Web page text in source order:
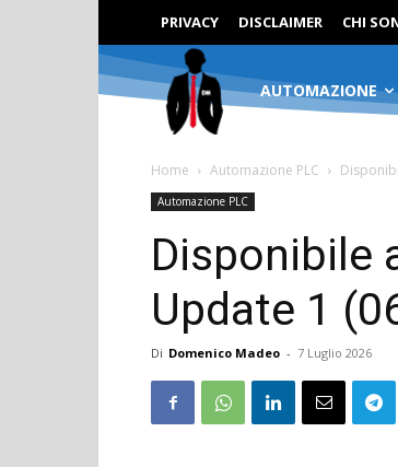
PRIVACY DISCLAIMER CHI
AUTOMAZIONE
Home Automazione PLC
Automazione PLC
Disponibile
Update 1
Di Domenico Madeo - 7 Luglio 2026